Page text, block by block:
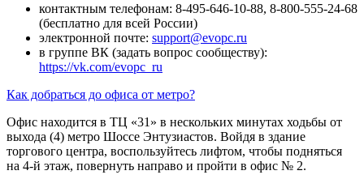
контактным телефонам: 8-495-646-10-88, 8-800-555-24-68
(бесплатно для всей России)
электронной почте: support@evopc.ru
в группе ВК (задать вопрос сообществу):
https://vk.com/evopc_ru
Как добраться до офиса от метро?
Офис находится в ТЦ «31» в нескольких минутах ходьбы от
выхода (4) метро Шоссе Энтузиастов. Войдя в здание
торгового центра, воспользуйтесь лифтом, чтобы подняться
на 4-й этаж, повернуть направо и пройти в офис № 2.